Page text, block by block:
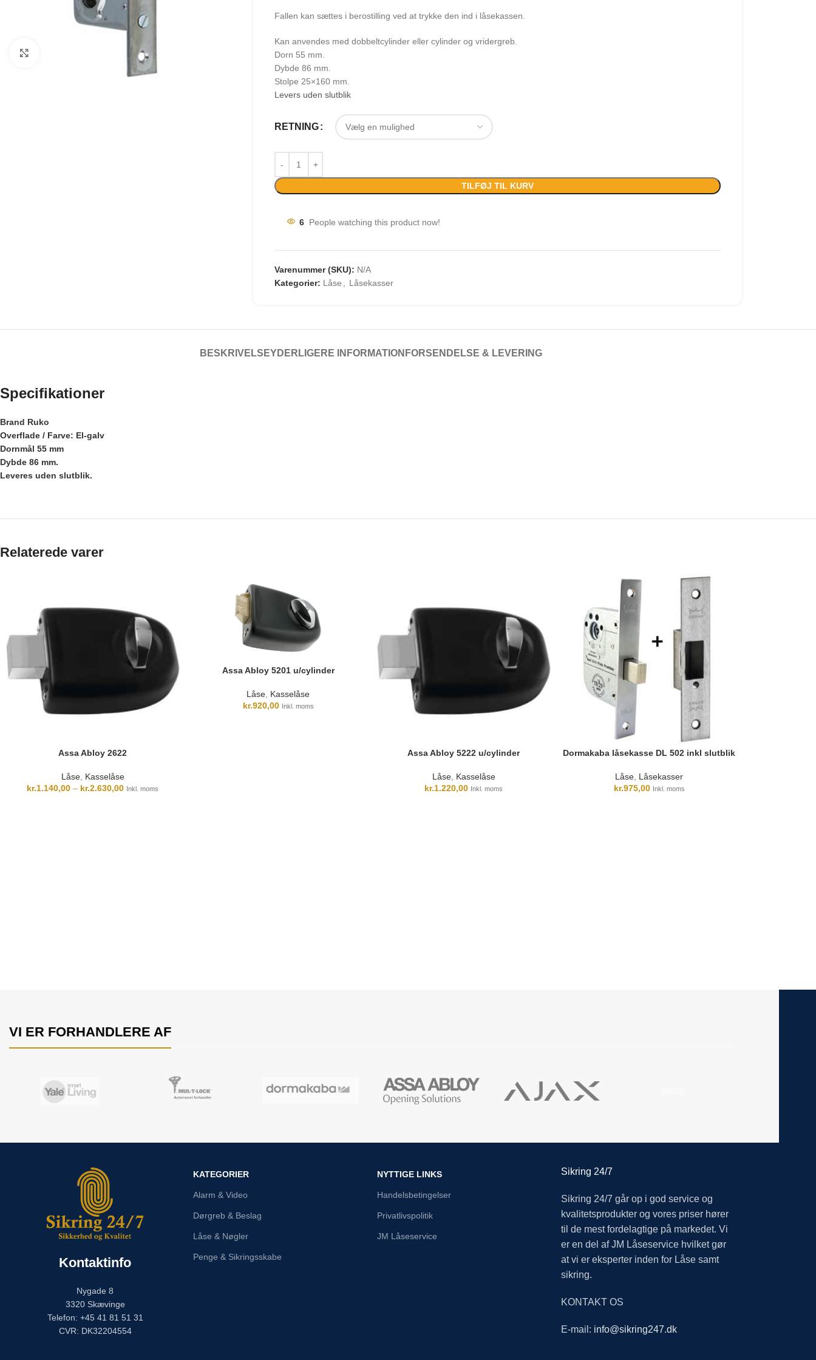
Fallen kan sættes i berostilling ved at trykke den ind i låsekassen.
Kan anvendes med dobbeltcylinder eller cylinder og vridergreb.
Dorn 55 mm.
Dybde 86 mm.
Stolpe 25×160 mm.
Levers uden slutblik
RETNING
TILFØJ TIL KURV
6 People watching this product now!
Varenummer (SKU): N/A
Kategorier: Låse Låsekasser
BESKRIVELSEYDERLIGERE INFORMATION FORSENDELSE & LEVERING
Specifikationer
Brand Ruko
Overflade / Farve: El-galv
Dornmål 55 mm
Dybde 86 mm.
Leveres uden slutblik.
Relaterede varer
Assa Abloy 2622
Låse, Kasselåse
kr.1.140,00 – kr.2.630,00 Inkl. moms
Assa Abloy 5201 u/cylinder
Låse Kasselåse
kr.920,00 Inkl. moms
Assa Abloy 5222 u/cylinder
Låse, Kasselåse
kr.1.220,00 Inkl. moms
Dormakaba låsekasse DL 502 inkl slutblik
Låse Låsekasser
kr.975,00 Inkl. moms
VI ER FORHANDLERE AF
Kontaktinfo
Nygade 8
3320 Skævinge
Telefon: +45 41 81 51 31
CVR: DK32204554
KATEGORIER
Alarm & Video
Dørgreb & Beslag
Låse & Nøgler
Penge & Sikringsskabe
NYTTIGE LINKS
Handelsbetingelser
Privatlivspolitik
JM Låseservice
Sikring 24/7
Sikring 24/7 går op i god service og
kvalitetsprodukter og vores priser hører
til de mest fordelagtige på markedet. Vi
er en del af JM Låseservice hvilket gør
at vi er eksperter inden for Låse samt
sikring.
KONTAKT OS
E-mail: info@sikring247.dk